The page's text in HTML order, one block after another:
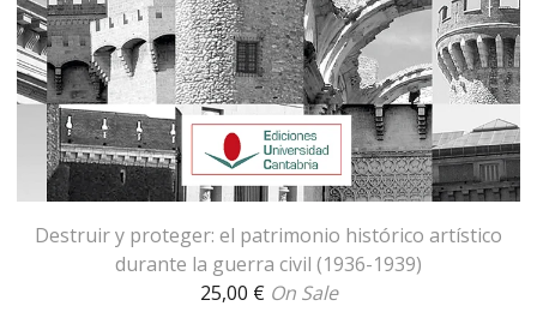
Destruir y proteger: el patrimonio histórico artístico
durante la guerra civil (1936-1939)
25,00 € On Sale